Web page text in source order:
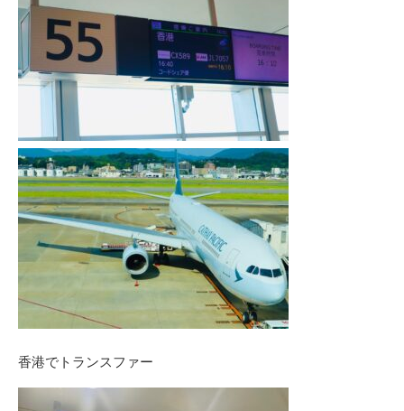
香港でトランスファー